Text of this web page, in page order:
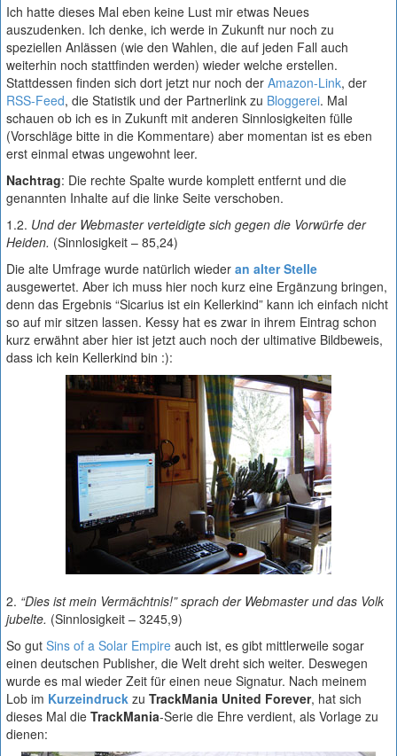
Ich hatte dieses Mal eben keine Lust mir etwas Neues
auszudenken. Ich denke, ich werde in Zukunft nur noch zu
speziellen Anlässen (wie den Wahlen, die auf jeden Fall auch
weiterhin noch stattfinden werden) wieder welche erstellen.
Stattdessen finden sich dort jetzt nur noch der Amazon-Link, der
RSS-Feed, die Statistik und der Partnerlink zu Bloggerei. Mal
schauen ob ich es in Zukunft mit anderen Sinnlosigkeiten fülle
(Vorschläge bitte in die Kommentare) aber momentan ist es eben
erst einmal etwas ungewohnt leer.
Nachtrag: Die rechte Spalte wurde komplett entfernt und die
genannten Inhalte auf die linke Seite verschoben.
1.2. Und der Webmaster verteidigte sich gegen die Vorwürfe der
Heiden. (Sinnlosigkeit – 85,24)
Die alte Umfrage wurde natürlich wieder an alter Stelle
ausgewertet. Aber ich muss hier noch kurz eine Ergänzung bringen,
denn das Ergebnis “Sicarius ist ein Kellerkind” kann ich einfach nicht
so auf mir sitzen lassen. Kessy hat es zwar in ihrem Eintrag schon
kurz erwähnt aber hier ist jetzt auch noch der ultimative Bildbeweis,
dass ich kein Kellerkind bin :):
2. “Dies ist mein Vermächtnis!” sprach der Webmaster und das Volk
jubelte. (Sinnlosigkeit – 3245,9)
So gut Sins of a Solar Empire auch ist, es gibt mittlerweile sogar
einen deutschen Publisher, die Welt dreht sich weiter. Deswegen
wurde es mal wieder Zeit für einen neue Signatur. Nach meinem
Lob im Kurzeindruck zu TrackMania United Forever, hat sich
dieses Mal die TrackMania-Serie die Ehre verdient, als Vorlage zu
dienen: